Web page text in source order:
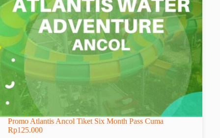
Promo Atlantis Ancol Tiket Six Month Pass Cuma
Rp125.000